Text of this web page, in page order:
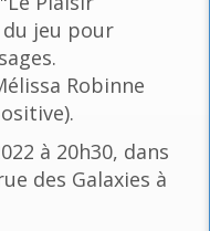
jeu pour
Robinne
à 20h30, dans
des Galaxies à